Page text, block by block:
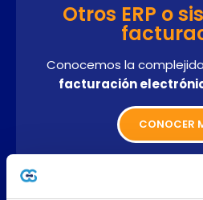
Otros ERP o
Conocemos la
facturación
CONOCER